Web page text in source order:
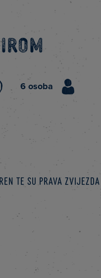
6 osoba
te su prava